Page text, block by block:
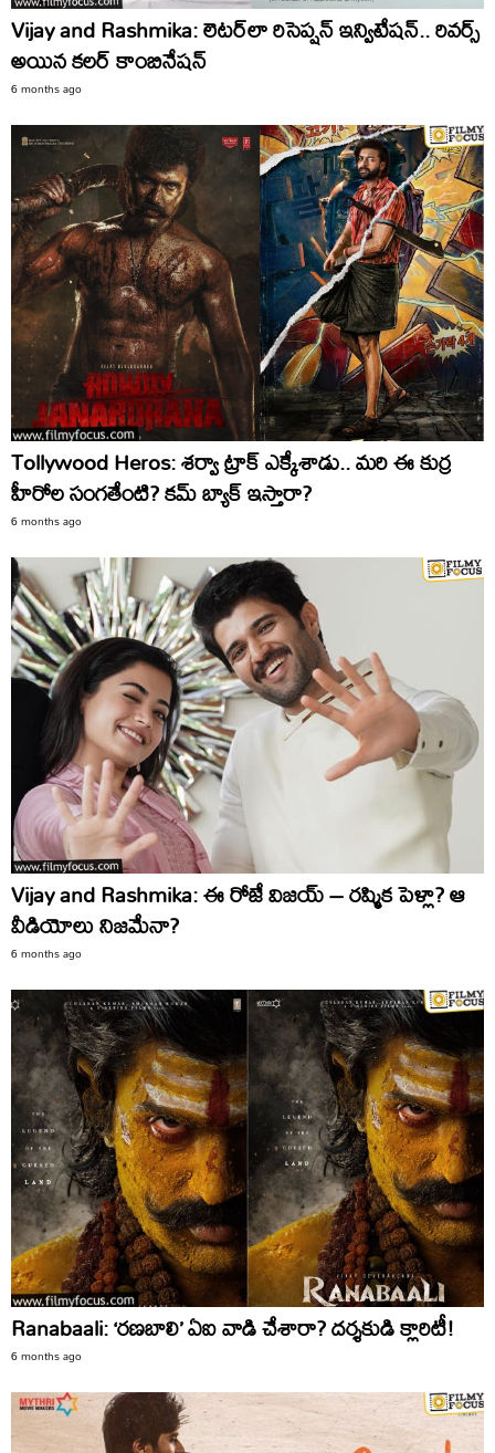
Vijay and Rashmika: లెటర్‌లా రిసెప్షన్‌ ఇన్విటేషన్‌.. రివర్స్‌
అయిన కలర్‌ కాంబినేషన్‌
6 months ago
Tollywood Heros: శర్వా ట్రాక్‌ ఎక్కేశాడు.. మరి ఈ కుర్ర
హీరోల సంగతేంటి? కమ్‌ బ్యాక్‌ ఇస్తారా?
6 months ago
Vijay and Rashmika: ఈ రోజే విజయ్‌ – రష్మిక పెళ్లా? ఆ
వీడియోలు నిజమేనా?
6 months ago
Ranabaali: ‘రణబాలి’ ఏఐ వాడి చేశారా? దర్శకుడి క్లారిటీ!
6 months ago